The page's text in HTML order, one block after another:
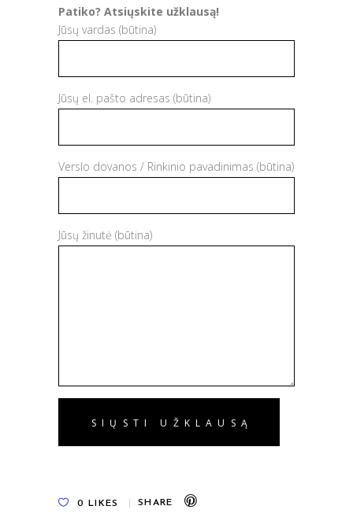
Patiko? Atsiųskite užklausą!
Jūsų vardas (būtina)
Jūsų el. pašto adresas (būtina)
Verslo dovanos / Rinkinio pavadinimas (būtina)
Jūsų žinutė (būtina)
0 LIKES